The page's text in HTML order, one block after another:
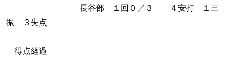
長谷部 １回０／３ ４安打 １三
振 ３失点
得点経過